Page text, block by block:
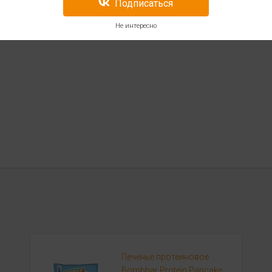
Печенье протеиновое
Подписаться
Не интересно